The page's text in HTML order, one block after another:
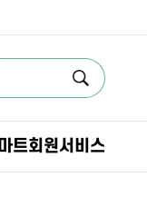
마트회원서비스